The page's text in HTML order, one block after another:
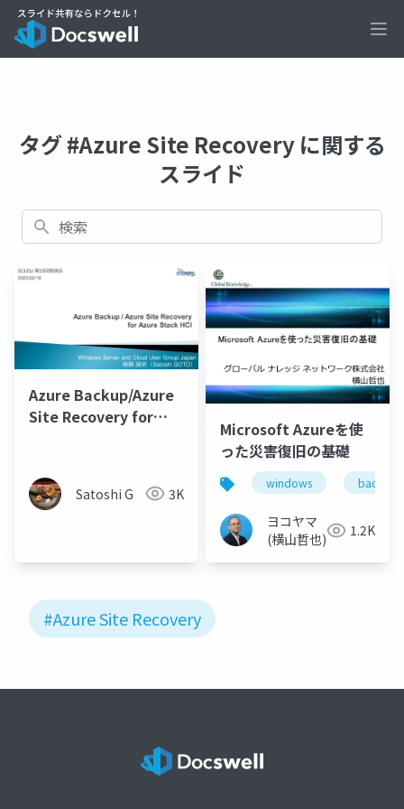
タグ #Azure Site Recovery に関する
スライド
検索
Azure Backup/Azure
Site Recovery for
Satoshi G 3K
Microsoft Azureを使
った災害復旧の基礎
windows backup
ヨコヤマ
(横山哲也)
1.2K
#Azure Site Recovery